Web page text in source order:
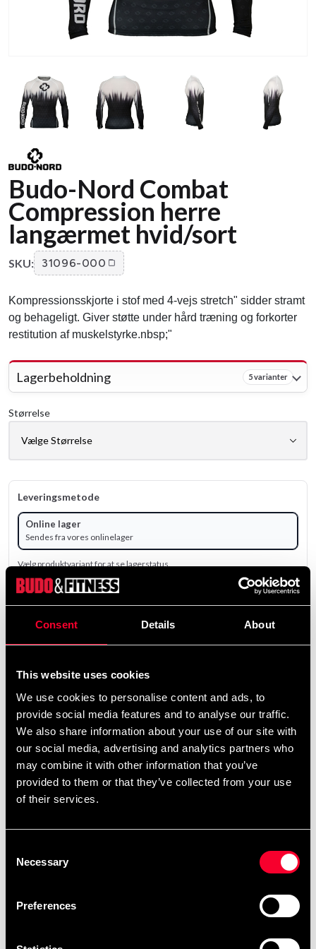
Consent Details About
This website uses cookies
We use cookies to personalise content and ads, to
provide social media features and to analyse our traffic.
We also share information about your use of our site with
our social media, advertising and analytics partners who
may combine it with other information that you’ve
provided to them or that they’ve collected from your use
of their services.
Selection
Necessary
Preferences
Budo-Nord Combat
Compression herre
langærmet hvid/sort
SKU: 31096-000
Kompressionsskjorte i stof med 4-vejs stretch" sidder stramt
og behageligt. Giver støtte under hård træning og forkorter
restitution af muskelstyrke.nbsp;"
Lagerbeholdning 5 varianter
Størrelse
Leveringsmetode
Online lager
Sendes fra vores onlinelager
Vælg produktvariant for at se lagerstatus.
199 SEK590 SEK
ekskl. moms: 159.20 SEK
remove add
Produktinformation
Kompressionsskjorte i stof med 4-vejs stretch" sidder
stramt og behageligt. Giver støtte under hård træning
design med stretchpaneler og flatlock-sømme for
og transporterer fugt væk fra huden No-slip -tape i
under hele træningen.Budo-Nord Cool-Fight stof, der
transporterer sveden til ydersiden af ​​tøjet.Sublimeret